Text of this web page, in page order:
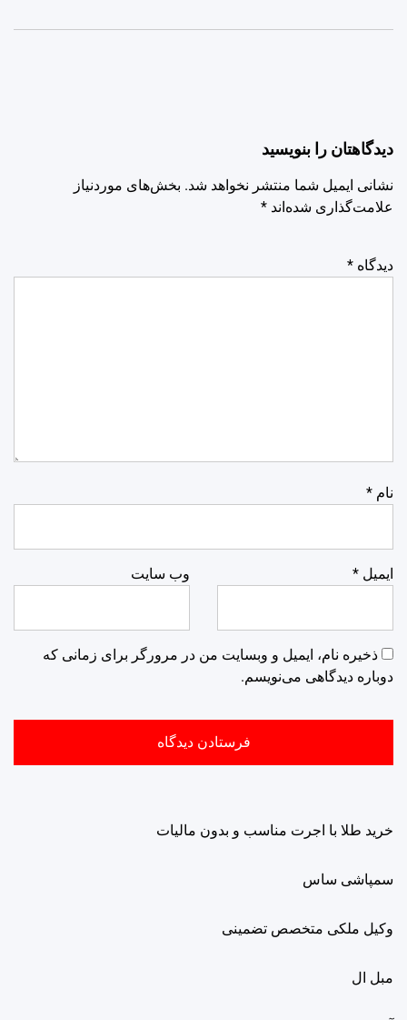
دیدگاهتان را بنویسید
نشانی ایمیل شما منتشر نخواهد شد. بخش‌های موردنیاز
علامت‌گذاری شده‌اند *
دیدگاه *
نام *
ایمیل * وب‌ سایت
ذخیره نام، ایمیل و وبسایت من در مرورگر برای زمانی که
دوباره دیدگاهی می‌نویسم.
خرید طلا با اجرت مناسب و بدون مالیات
سمپاشی ساس
وکیل ملکی متخصص تضمینی
مبل ال